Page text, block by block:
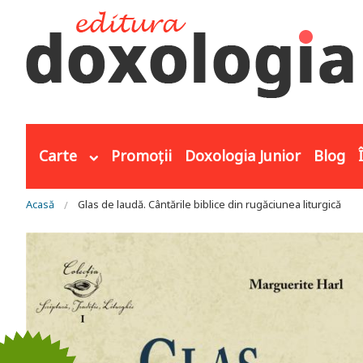
Carte Promoții Doxologia Junior Blog
Eşti aici
Acasă Glas de laudă. Cântările biblice din rugăciunea liturgică